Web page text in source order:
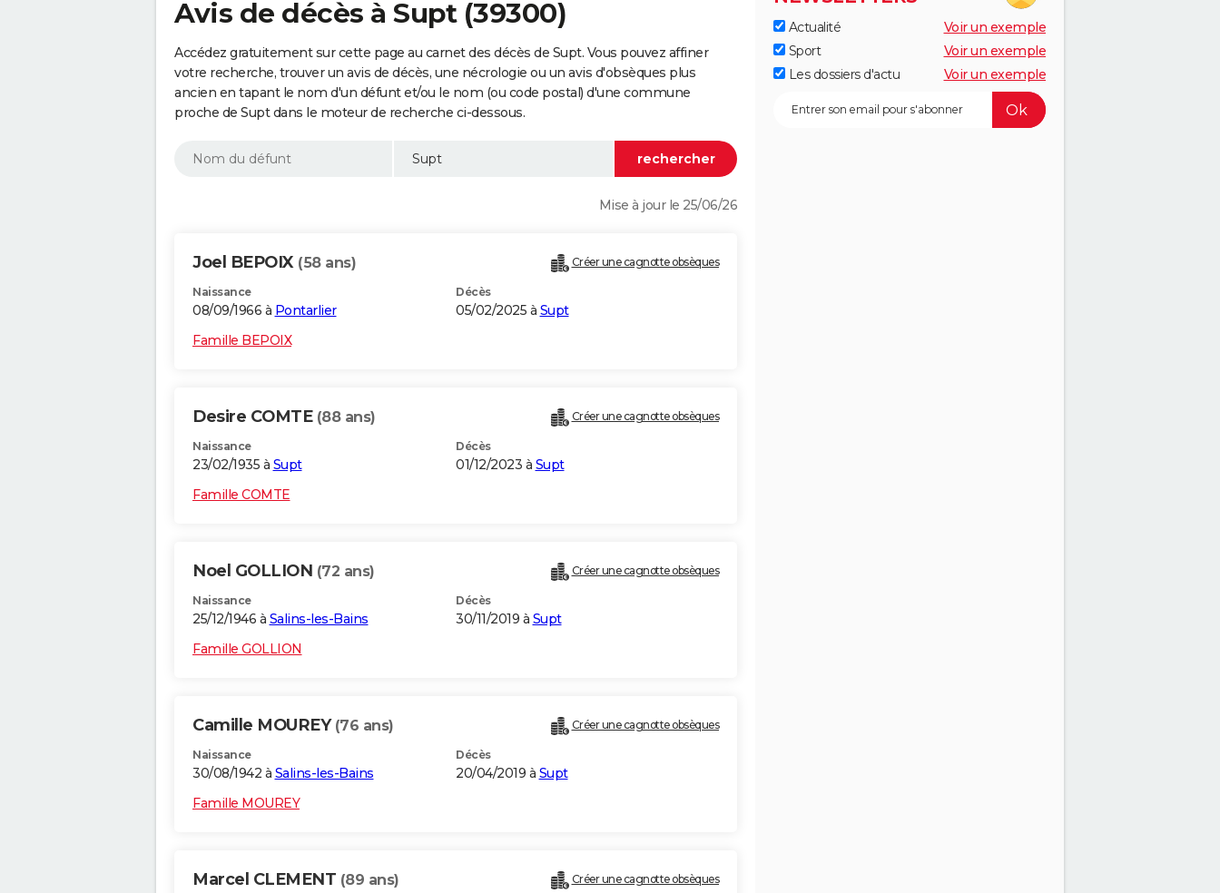
Avis de décès à Supt (39300)
Accédez gratuitement sur cette page au carnet des décès de Supt. Vous pouvez affiner
votre recherche, trouver un avis de décès, une nécrologie ou un avis d'obsèques plus
ancien en tapant le nom d'un défunt et/ou le nom (ou code postal) d'une commune
proche de Supt dans le moteur de recherche ci-dessous.
Mise à jour le 25/06/26
Joel BEPOIX (58 ans) Créer une cagnotte obsèques
Naissance
08/09/1966 à Pontarlier
Décès
05/02/2025 à Supt
Famille BEPOIX
Desire COMTE (88 ans) Créer une cagnotte obsèques
Naissance
23/02/1935 à Supt
Décès
01/12/2023 à Supt
Famille COMTE
Noel GOLLION (72 ans) Créer une cagnotte obsèques
Naissance
25/12/1946 à Salins-les-Bains
Décès
30/11/2019 à Supt
Famille GOLLION
Camille MOUREY (76 ans) Créer une cagnotte obsèques
Naissance
30/08/1942 à Salins-les-Bains
Décès
20/04/2019 à Supt
Famille MOUREY
Marcel CLEMENT (89 ans) Créer une cagnotte obsèques
Actualité
Voir un exemple
Sport
Voir un exemple
Les dossiers d'actu
Voir un exemple